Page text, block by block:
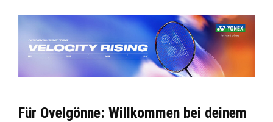
Für Ovelgönne: Willkommen bei deinem